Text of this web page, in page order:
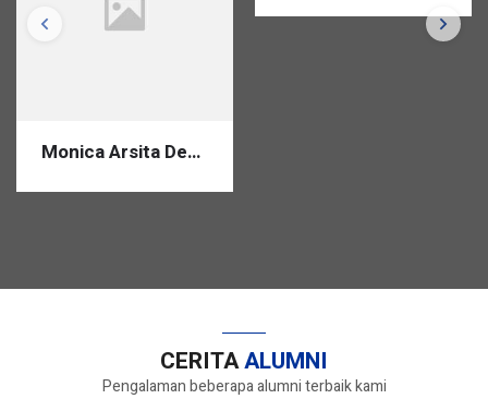
Monica Arsita Dewi,
CERITAALUMNI
Pengalaman beberapa alumni terbaik kami